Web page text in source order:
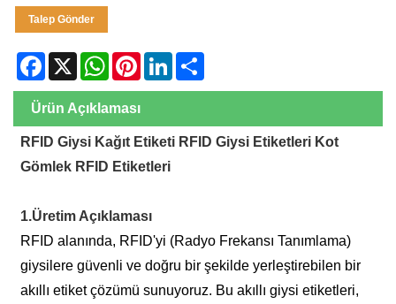
Talep Gönder
Facebook
X WhatsApp
PinterestLinkedIn
Ürün Açıklaması
RFID Giysi Kağıt Etiketi RFID Giysi Etiketleri Kot
Gömlek RFID Etiketleri
1.Üretim Açıklaması
RFID alanında, RFID'yi (Radyo Frekansı Tanımlama)
giysilere güvenli ve doğru bir şekilde yerleştirebilen bir
akıllı etiket çözümü sunuyoruz. Bu akıllı giysi etiketleri,